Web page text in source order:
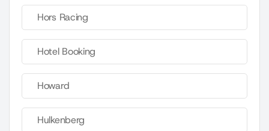
Hors Racing
Hotel Booking
Howard
Hulkenberg